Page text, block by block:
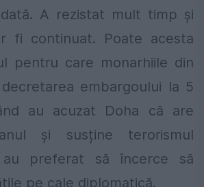
A rezistat mult timp și
fi continuat. Poate acesta
pentru care monarhiile din
embargoului la 5
au acuzat Doha că are
și susține terorismul
au preferat să încerce să
pe cale diplomatică.